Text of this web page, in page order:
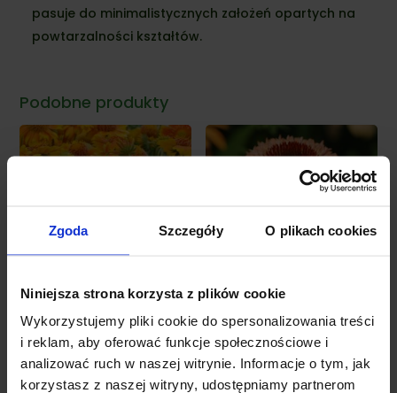
Zgoda Szczegóły O plikach cookies
Niniejsza strona korzysta z plików cookie
Wykorzystujemy pliki cookie do spersonalizowania treści
i reklam, aby oferować funkcje społecznościowe i
analizować ruch w naszej witrynie. Informacje o tym, jak
korzystasz z naszej witryny, udostępniamy partnerom
pasuje do minimalistycznych założeń opartych na
powtarzalności kształtów.
Podobne produkty
Gailardia oścista 'Mesa™
Peach’
Jeżówka 'Supreme
Cantaloupe’
25,00